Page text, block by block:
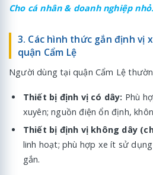
Cho cá nhân & doanh nghiệp nhỏ.
3. Các hình thức gắn định vị
quận Cẩm Lệ
Người dùng tại quận Cẩm Lệ
Thiết bị định vị có dây: Phù
xuyên; nguồn điện ổn định,
Thiết bị định vị không dây
linh hoạt; phù hợp xe ít sử
gắn.